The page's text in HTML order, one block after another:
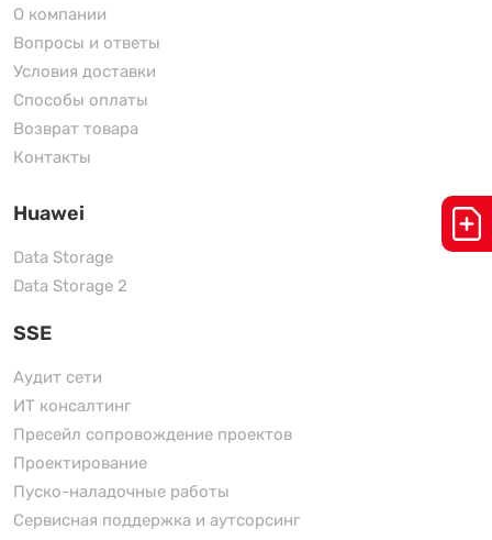
О компании
Вопросы и ответы
Условия доставки
Способы оплаты
Возврат товара
Контакты
Huawei
Data Storage
Data Storage 2
SSE
Аудит сети
ИТ консалтинг
Пресейл сопровождение проектов
Проектирование
Пуско-наладочные работы
Сервисная поддержка и аутсорсинг